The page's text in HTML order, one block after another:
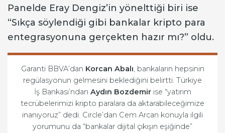
Panelde Eray Dengiz’in yönelttiği biri ise
“Sıkça söylendiği gibi bankalar kripto para
entegrasyonuna gerçekten hazır mı?” oldu.
Garanti BBVA’dan Korcan Abalı, bankaların hepsinin
regülasyonun gelmesini beklediğini belirtti. Türkiye
İş Bankası’ndan Aydın Bozdemirise “yatırım
tecrübelerimizi kripto paralara da aktarabileceğimize
inanıyoruz” dedi. Circle’dan Cem Arcan konuyla ilgili
yorumunu da “bankalar dijital çıkışın eşiğinde”